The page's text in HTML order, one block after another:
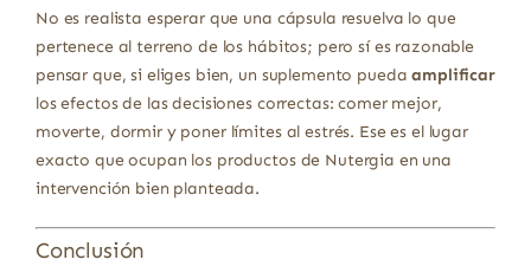
No es realista esperar que una cápsula resuelva lo que
pertenece al terreno de los hábitos; pero sí es razonable
pensar que, si eliges bien, un suplemento puedaamplificar
los efectos de las decisiones correctas: comer mejor,
moverte, dormir y poner límites al estrés. Ese es el lugar
exacto que ocupan los productos de Nutergia en una
intervención bien planteada.
Conclusión